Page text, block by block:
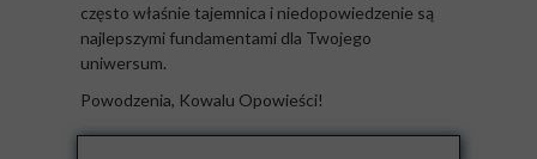
często właśnie tajemnica i niedopowiedzenie są
najlepszymi fundamentami dla Twojego
uniwersum.
Powodzenia, Kowalu Opowieści!